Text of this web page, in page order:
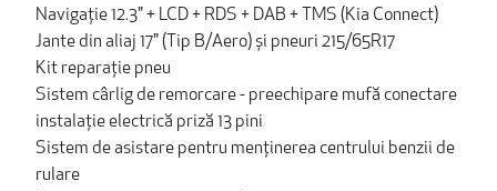
Navigație 12.3" + LCD + RDS + DAB + TMS (Kia Connect)
Jante din aliaj 17" (Tip B/Aero) și pneuri 215/65R17
Kit reparaţie pneu
Sistem cârlig de remorcare - preechipare mufă conectare
instalație electrică priză 13 pini
Sistem de asistare pentru menţinerea centrului benzii de
rulare